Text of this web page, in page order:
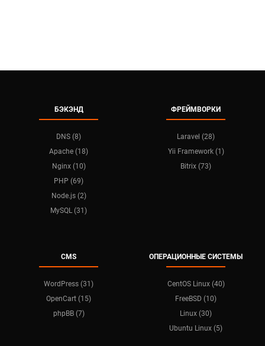
БЭКЭНД
DNS (8)
Apache (18)
Nginx (10)
PHP (69)
Node.js (2)
MySQL (31)
ФРЕЙМВОРКИ
Laravel (28)
Yii Framework (1)
Bitrix (73)
CMS
WordPress (31)
OpenCart (15)
phpBB (7)
ОПЕРАЦИОННЫЕ СИСТЕМЫ
CentOS Linux (40)
FreeBSD (10)
Linux (30)
Ubuntu Linux (5)